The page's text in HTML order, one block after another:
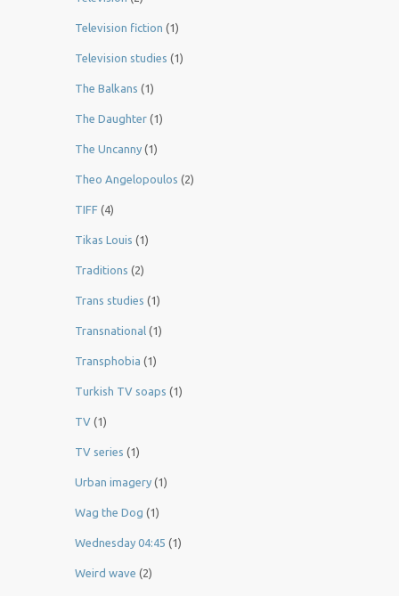
Television fiction (1)
Television studies (1)
The Balkans (1)
The Daughter (1)
The Uncanny (1)
Theo Angelopoulos (2)
TIFF (4)
Tikas Louis (1)
Traditions (2)
Trans studies (1)
Transnational (1)
Transphobia (1)
Turkish TV soaps (1)
TV (1)
TV series (1)
Urban imagery (1)
Wag the Dog (1)
Wednesday 04:45 (1)
Weird wave (2)